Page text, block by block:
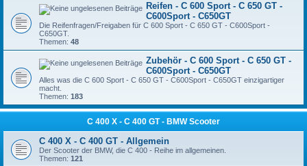
Reifen - C 600 Sport - C 650 GT -
C600Sport - C650GT
Die Reifenfragen/Freigaben für C 600 Sport - C 650 GT - C600Sport -
C650GT.
Themen: 48
Zubehör - C 600 Sport - C 650 GT -
C600Sport - C650GT
Alles was die C 600 Sport - C 650 GT - C600Sport - C650GT einzigartiger
macht.
Themen: 183
C 400 X - C 400 GT - BMW Scooter
C 400 X - C 400 GT - Allgemein
Der Scooter der BMW, die C 400 - Reihe im allgemeinen.
Themen: 121